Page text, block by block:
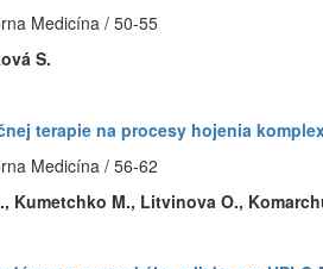
Medicína / 50-55
S.
terapie na procesy hojenia
Medicína / 56-62
Kumetchko M., Litvinova O.,